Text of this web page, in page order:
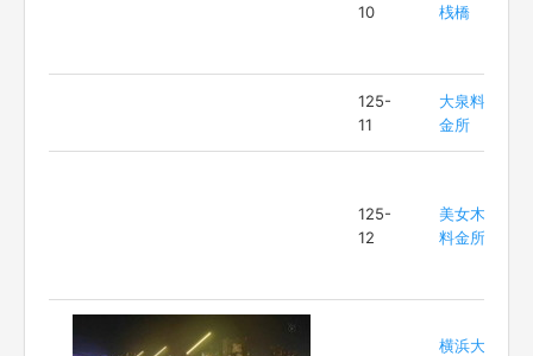
10
桟橋
125-
11
大泉料
金所
125-
12
美女木
料金所
横浜大